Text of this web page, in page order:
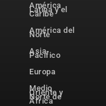
América
Latina y el
Caribe
América del
Norte
Asia-
Pacífico
Europa
Medio
Oriente y
Norte de
África